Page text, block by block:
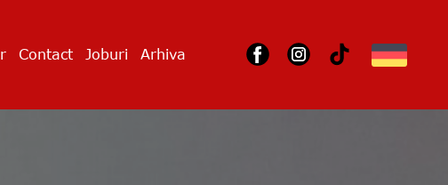
Contact Joburi Arhiva